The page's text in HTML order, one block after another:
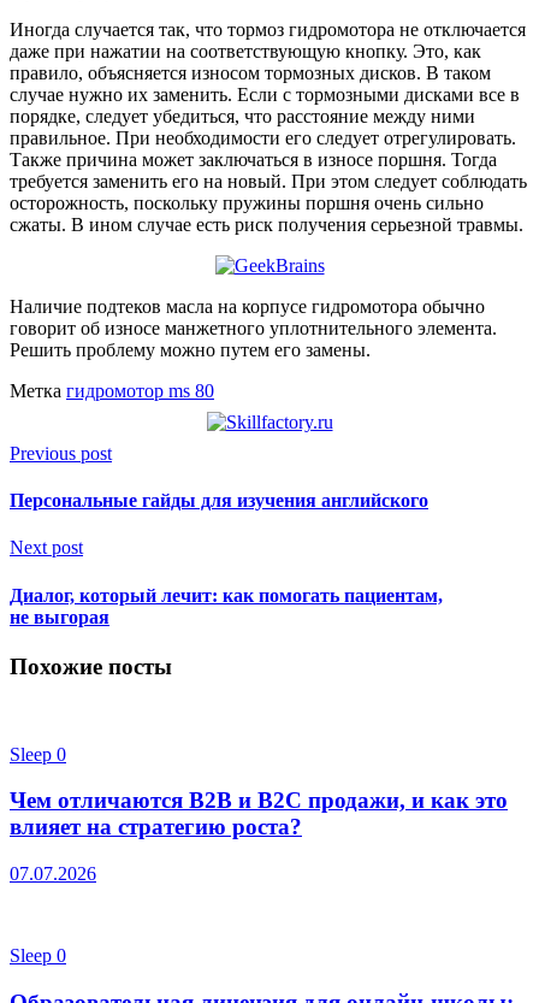
Иногда случается так, что тормоз гидромотора не отключается
даже при нажатии на соответствующую кнопку. Это, как
правило, объясняется износом тормозных дисков. В таком
случае нужно их заменить. Если с тормозными дисками все в
порядке, следует убедиться, что расстояние между ними
правильное. При необходимости его следует отрегулировать.
Также причина может заключаться в износе поршня. Тогда
требуется заменить его на новый. При этом следует соблюдать
осторожность, поскольку пружины поршня очень сильно
сжаты. В ином случае есть риск получения серьезной травмы.
Наличие подтеков масла на корпусе гидромотора обычно
говорит об износе манжетного уплотнительного элемента.
Решить проблему можно путем его замены.
Метка гидромотор ms 80
Previous post
Персональные гайды для изучения английского
Next post
Диалог, который лечит: как помогать пациентам,
не выгорая
Похожие посты
Sleep 0
Чем отличаются B2B и B2C продажи, и как это
влияет на стратегию роста?
07.07.2026
Sleep 0